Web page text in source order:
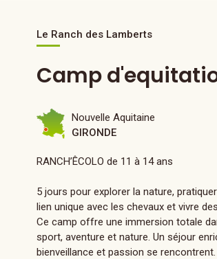
Le Ranch des Lamberts
Camp
Nouvelle Aquitaine
GIRONDE
RANCH’ÊCOLO de 11 à 14 ans
5 jours pour explorer la nature,
lien unique avec les chevaux et vivre
Ce camp offre une immersion totale
sport, aventure et nature. Un séjour
bienveillance et passion se rencontrent.